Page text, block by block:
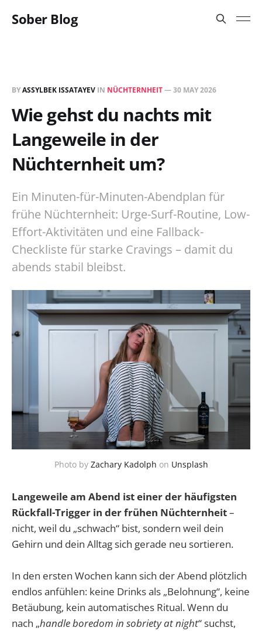
Sober Blog
BYASSYLBEK ISSATAYEV IN NÜCHTERNHEIT—30 MAY 2026
Wie gehst du nachts mit
Langeweile in der
Nüchternheit um?
Ein Minuten-für-Minuten-Abendplan für
frühe Nüchternheit: Urge-Surf-Routine, Low-
Effort-Aktivitäten und eine Fallback-
Checkliste für starke Cravings – damit du
abends stabil bleibst.
Photo by Zachary Kadolph on Unsplash
Langeweile am Abend ist einer der häufigsten
Rückfall-Trigger in der frühen Nüchternheit–
nicht, weil du „schwach“ bist, sondern weil dein
Gehirn und dein Alltag sich gerade neu sortieren.
In den ersten Wochen kann sich der Abend plötzlich
endlos anfühlen: keine Drinks als „Belohnung“, keine
Betäubung, kein automatisches Ritual. Wenn du
nach „handle boredom in sobriety at night“ suchst,